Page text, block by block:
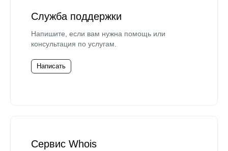
Служба поддержки
Напишите, если вам нужна помощь или
консультация по услугам.
Написать
Сервис Whois